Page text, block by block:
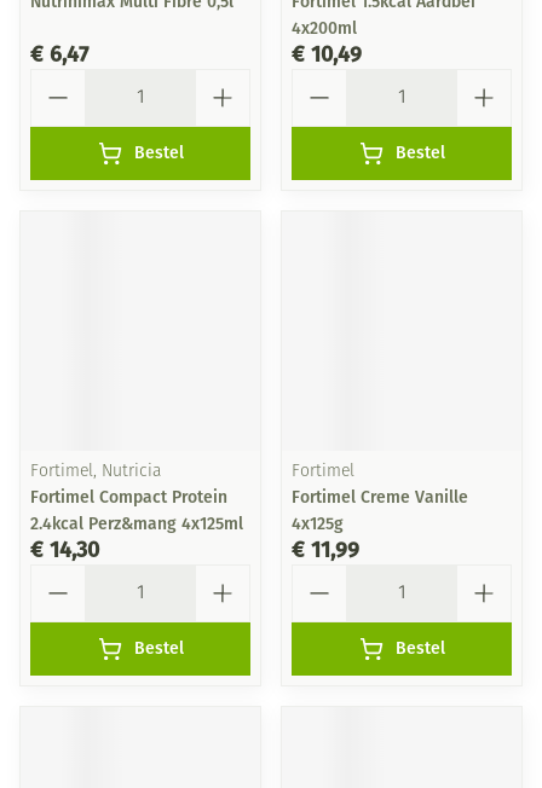
€ 6,47
Bestel
4x200ml
€ 10,49
Bestel
Fortimel, Nutricia
Fortimel Compact Protein
2.4kcal Perz&mang 4x125ml
€ 14,30
Bestel
Fortimel
Fortimel Creme Vanille
4x125g
€ 11,99
Bestel